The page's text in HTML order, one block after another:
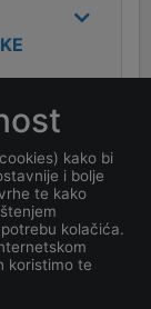
kako bi
i bolje
te kako
kolačića.
koristimo te